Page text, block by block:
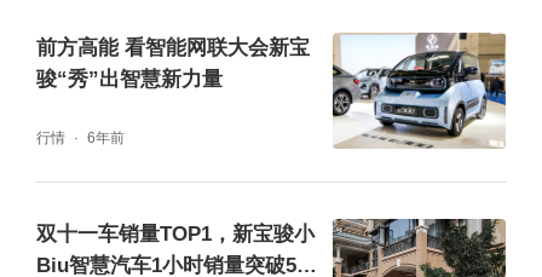
前方高能 看智能网联大会新宝
骏“秀”出智慧新力量
行情 6年前
双十一车销量TOP1，新宝骏小
Biu智慧汽车1小时销量突破500